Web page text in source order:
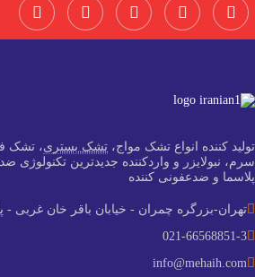
تولید کننده انواع تشک مواج، تشک بستری، تشک
سرم، نبولایزر و واردکننده جدید‌ترین تکنولوژی
پلاسما و ضدعفونی کننده
تهران-بزرگره چمران - خیابان باقر خان غربی - پلاک 65-طبقه سوم -
021-66568851-3
info@mehaih.com